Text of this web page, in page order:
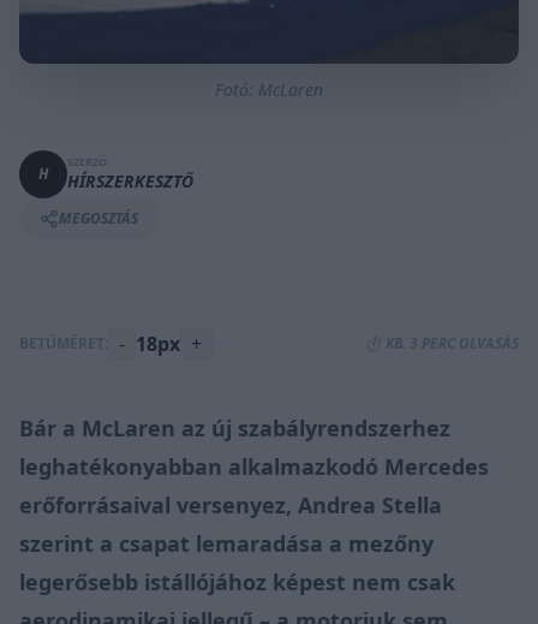
Fotó: McLaren
H HÍRSZERKESZTŐ
MEGOSZTÁS
BETŰMÉRET: - 18px + ⏱️ KB. 3 PERC OLVASÁS
Bár a McLaren az új szabályrendszerhez
leghatékonyabban alkalmazkodó Mercedes
erőforrásaival versenyez, Andrea Stella
szerint a csapat lemaradása a mezőny
legerősebb istállójához képest nem csak